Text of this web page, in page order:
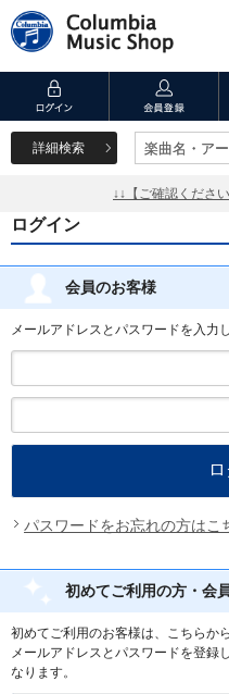
詳細検索 楽曲名・ア
楽曲名・ア
↓↓【ご確認くださ
ログイン
会員のお客様
メールアドレスとパスワードを入力
パスワードをお忘れの方はこ
初めてご利用の方・会
初めてご利用のお客様は、こちらか
メールアドレスとパスワードを登録
なります。